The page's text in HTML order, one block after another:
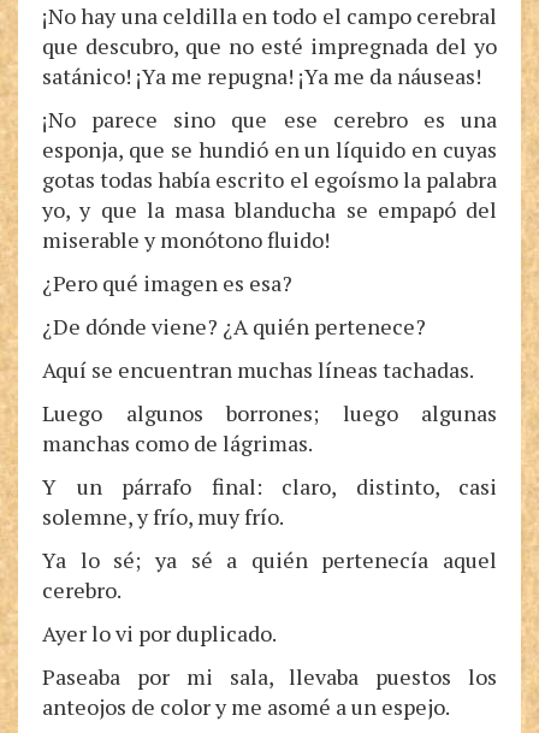
¡No hay una celdilla en todo el campo cerebral
que descubro, que no esté impregnada del yo
satánico! ¡Ya me repugna! ¡Ya me da náuseas!
¡No parece sino que ese cerebro es una
esponja, que se hundió en un líquido en cuyas
gotas todas había escrito el egoísmo la palabra
yo, y que la masa blanducha se empapó del
miserable y monótono fluido!
¿Pero qué imagen es esa?
¿De dónde viene? ¿A quién pertenece?
Aquí se encuentran muchas líneas tachadas.
Luego algunos borrones; luego algunas
manchas como de lágrimas.
Y un párrafo final: claro, distinto, casi
solemne, y frío, muy frío.
Ya lo sé; ya sé a quién pertenecía aquel
cerebro.
Ayer lo vi por duplicado.
Paseaba por mi sala, llevaba puestos los
anteojos de color y me asomé a un espejo.